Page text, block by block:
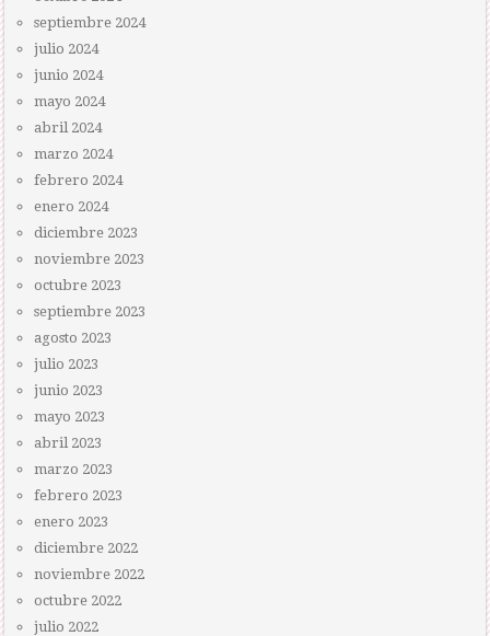
septiembre 2024
julio 2024
junio 2024
mayo 2024
abril 2024
marzo 2024
febrero 2024
enero 2024
diciembre 2023
noviembre 2023
octubre 2023
septiembre 2023
agosto 2023
julio 2023
junio 2023
mayo 2023
abril 2023
marzo 2023
febrero 2023
enero 2023
diciembre 2022
noviembre 2022
octubre 2022
julio 2022